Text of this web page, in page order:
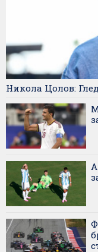
Никола Цолов: